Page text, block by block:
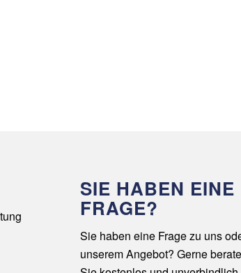
SIE HABEN EINE
FRAGE?
Sie haben eine Frage zu uns
unserem Angebot? Gerne